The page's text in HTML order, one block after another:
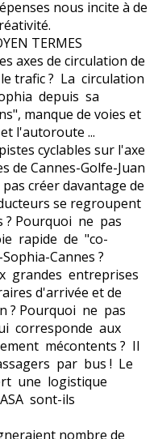
nous incite à de
TERMES
axes de circulation de
trafic ? La circulation
depuis sa
manque de voies et
l'autoroute ...
cyclables sur l'axe
de Cannes-Golfe-Juan
créer davantage de
se regroupent
? Pourquoi ne pas
rapide de "co-
Cannes ?
grandes entreprises
d'arrivée et de
? Pourquoi ne pas
corresponde aux
mécontents ? Il
par bus ! Le
une logistique
sont-ils
nombre de